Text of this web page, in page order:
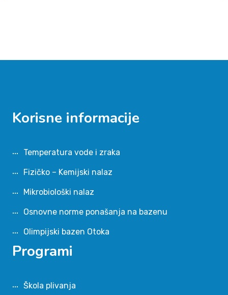
Korisne informacije
Temperatura vode i zraka
Fizičko – Kemijski nalaz
Mikrobiološki nalaz
Osnovne norme ponašanja na bazenu
Olimpijski bazen Otoka
Programi
Škola plivanja